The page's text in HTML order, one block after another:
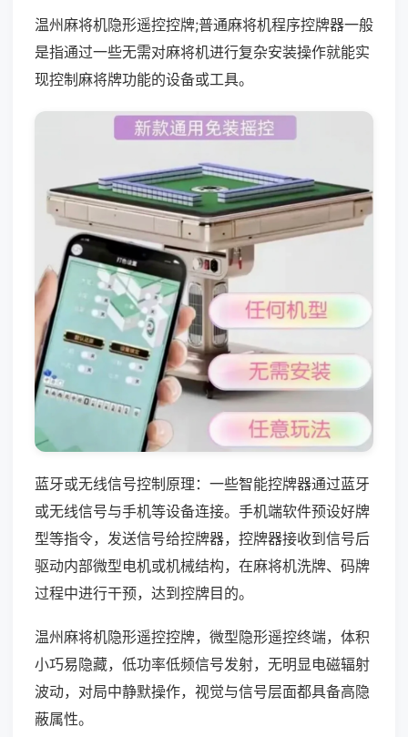
温州麻将机隐形遥控控牌;普通麻将机程序控牌器一般
是指通过一些无需对麻将机进行复杂安装操作就能实
现控制麻将牌功能的设备或工具。
蓝牙或无线信号控制原理：一些智能控牌器通过蓝牙
或无线信号与手机等设备连接。手机端软件预设好牌
型等指令，发送信号给控牌器，控牌器接收到信号后
驱动内部微型电机或机械结构，在麻将机洗牌、码牌
过程中进行干预，达到控牌目的。
温州麻将机隐形遥控控牌，微型隐形遥控终端，体积
小巧易隐藏，低功率低频信号发射，无明显电磁辐射
波动，对局中静默操作，视觉与信号层面都具备高隐
蔽属性。